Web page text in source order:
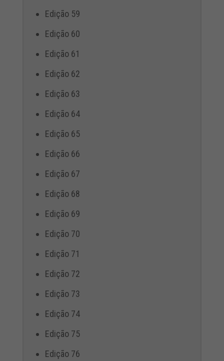
Edição 59
Edição 60
Edição 61
Edição 62
Edição 63
Edição 64
Edição 65
Edição 66
Edição 67
Edição 68
Edição 69
Edição 70
Edição 71
Edição 72
Edição 73
Edição 74
Edição 75
Edição 76